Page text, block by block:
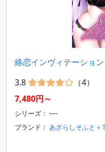
絡恋インヴィテーション
3.8
（4）
7,480円～
シリーズ： ----
ブランド： あざらしそふと＋1